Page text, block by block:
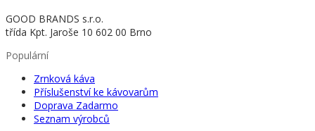
GOOD BRANDS s.r.o.
třída Kpt. Jaroše 10 602 00 Brno
Populární
Zrnková káva
Příslušenství ke kávovarům
Doprava Zadarmo
Seznam výrobců